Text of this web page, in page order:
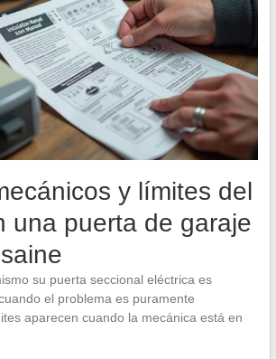
y límites del
una puerta de garaje
su puerta seccional eléctrica es
el problema es puramente
aparecen cuando la mecánica está en